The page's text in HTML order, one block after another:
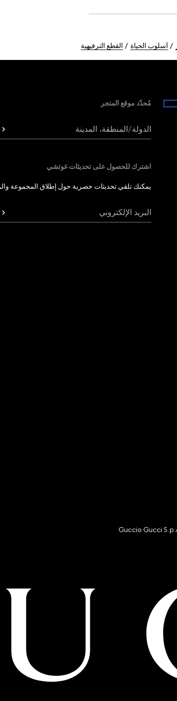
أسلوب الحياة القطع الترفيهية
مُحدّد موقع المتجر
الدولة/المنطقة، المدينة
اشترك للحصول على تحديثات غوتشي
يمكنك تلقي تحديثات حصرية حول إطلاق المجموعة
البريد الإلكتروني